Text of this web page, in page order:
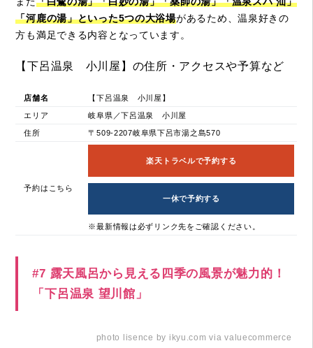
「河鹿の湯」といった5つの大浴場があるため、温泉好きの
方も満足できる内容となっています。
【下呂温泉 小川屋】の住所・アクセスや予算など
店舗名 【下呂温泉 小川屋】
エリア 岐阜県／下呂温泉 小川屋
住所 〒509-2207岐阜県下呂市湯之島570
予約はこちら
楽天トラベルで予約する
一休で予約する
※最新情報は必ずリンク先をご確認ください。
#7 露天風呂から見える四季の風景が魅力的！
「下呂温泉 望川館」
photo lisence by ikyu.com via valuecommerce